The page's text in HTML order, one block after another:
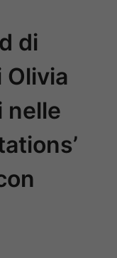
di
nelle